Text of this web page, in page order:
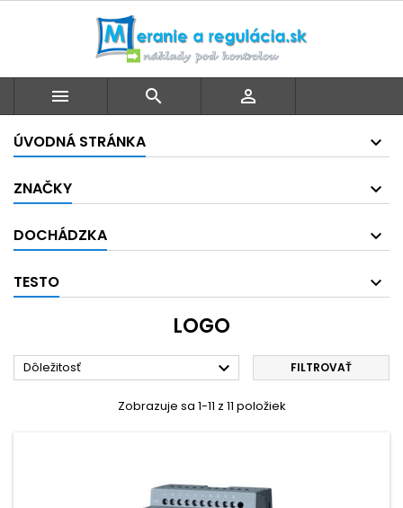
  
ÚVODNÁ STRÁNKA
ZNAČKY
DOCHÁDZKA
TESTO
LOGO
Dôležitosť  FILTROVAŤ
Zobrazuje sa 1-11 z 11 položiek